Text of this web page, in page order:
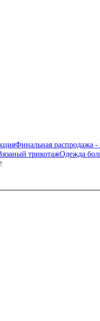
Финальная распродажа -
трикотажОдежда